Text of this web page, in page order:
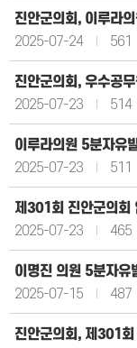
진안군의회, 이루라
2025-07-24
561
진안군의회, 우수공
2025-07-23
514
이루라의원 5분자유
2025-07-23
511
제301회 진안군의회
2025-07-23
465
이명진 의원 5분자유
2025-07-15
487
진안군의회, 제301